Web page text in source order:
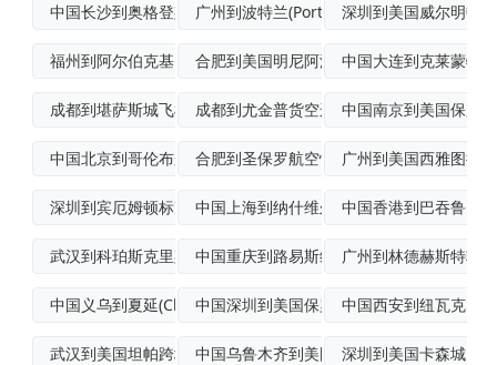
中国长沙到奥格登斯堡(Ogdensbur广州到波特兰(Portland)国际航空
深圳到美国威尔明顿
福州到阿尔伯克基国际航空货运合肥到美国明尼阿波利斯(Minneapo
中国大连到克莱蒙特
成都到堪萨斯城飞机运输成都到尤金普货空运 中国南京到美国保罗
中国北京到哥伦布航空运输合肥到圣保罗航空快递广州到美国西雅图拼
深圳到宾厄姆顿标准空运中国上海到纳什维尔(Nashville)中国香港到巴吞鲁日
武汉到科珀斯克里斯蒂空运派送中国重庆到路易斯维尔(Louisvill
广州到林德赫斯特轮
中国义乌到夏延(Cheyenne)国际空中国深圳到美国保罗斯伯勒(Paulsbo
中国西安到纽瓦克国
武汉到美国坦帕跨境联运中国乌鲁木齐到美国亚历山德里亚多式联运
深圳到美国卡森城空